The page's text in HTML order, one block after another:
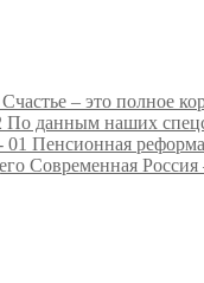
Счастье – это полное
По данным наших
Пенсионная
Современная Россия